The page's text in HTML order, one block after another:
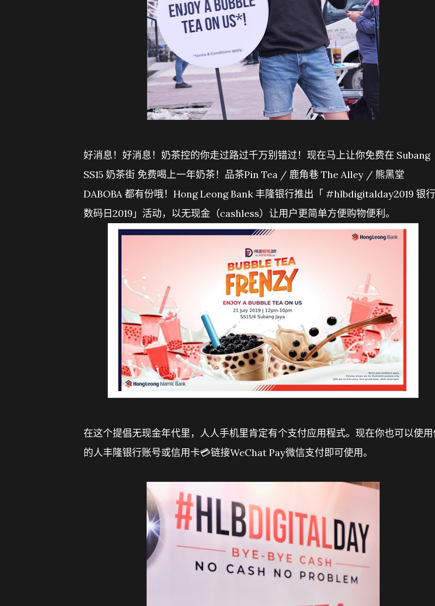
好消息！好消息！奶茶控的你走过路过千万别错过！现在马上让你免费在 Subang
SS15 奶茶街 免费喝上一年奶茶！品茶Pin Tea / 鹿角巷 The Alley / 熊黑堂
DABOBA 都有份哦！Hong Leong Bank 丰隆银行推出「 #hlbdigitalday2019 银行
数码日2019」活动，以无现金（cashless）让用户更简单方便购物便利。
在这个提倡无现金年代里，人人手机里肯定有个支付应用程式。现在你也可以使
的人丰隆银行账号或信用卡💳链接WeChat Pay微信支付即可使用。